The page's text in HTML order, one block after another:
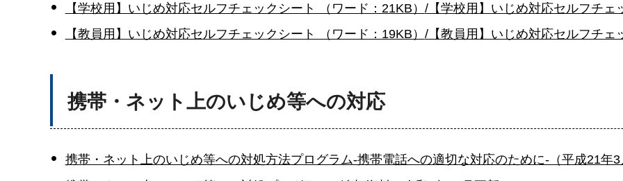
【学校用】いじめ対応セルフチェックシート （ワード：21KB） /【学校用】いじめ対応セルフチェ
【教員用】いじめ対応セルフチェックシート （ワード：19KB） /【教員用】いじめ対応セルフチェ
携帯・ネット上のいじめ等への対応
携帯・ネット上のいじめ等への対処方法プログラム-携帯電話への適切な対応のために-（平成21年